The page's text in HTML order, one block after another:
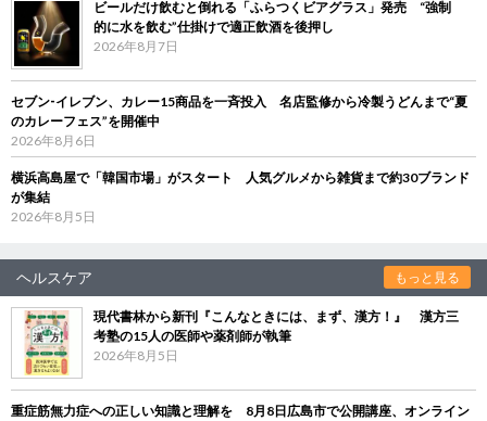
ビールだけ飲むと倒れる「ふらつくビアグラス」発売 “強制
的に水を飲む”仕掛けで適正飲酒を後押し
2026年8月7日
セブン‐イレブン、カレー15商品を一斉投入 名店監修から冷製うどんまで“夏
のカレーフェス”を開催中
2026年8月6日
横浜高島屋で「韓国市場」がスタート 人気グルメから雑貨まで約30ブランド
が集結
2026年8月5日
ヘルスケア もっと見る
現代書林から新刊『こんなときには、まず、漢方！』 漢方三
考塾の15人の医師や薬剤師が執筆
2026年8月5日
重症筋無力症への正しい知識と理解を 8月8日広島市で公開講座、オンライン